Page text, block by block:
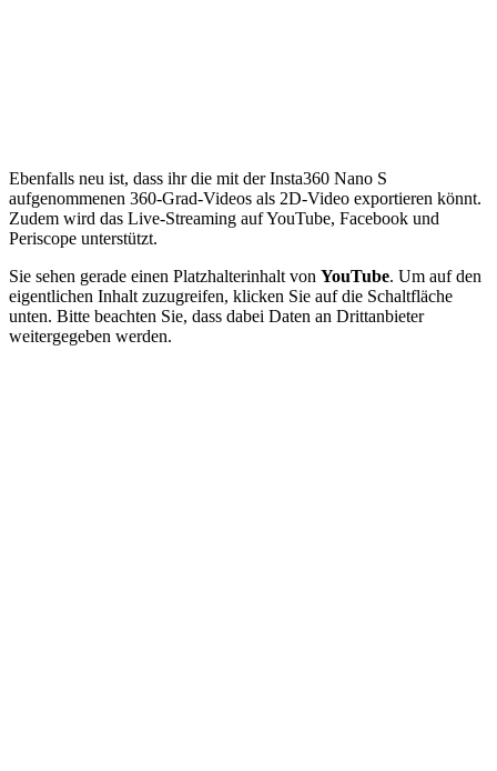
Ebenfalls neu ist, dass ihr die mit der Insta360 Nano S
aufgenommenen 360-Grad-Videos als 2D-Video exportieren könnt.
Zudem wird das Live-Streaming auf YouTube, Facebook und
Periscope unterstützt.
Sie sehen gerade einen Platzhalterinhalt von YouTube. Um auf den
eigentlichen Inhalt zuzugreifen, klicken Sie auf die Schaltfläche
unten. Bitte beachten Sie, dass dabei Daten an Drittanbieter
weitergegeben werden.